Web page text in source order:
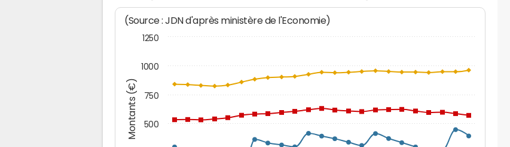
Montants (€)
(Source : JDN d'après ministère de l'Economie)
500
750
1000
1250